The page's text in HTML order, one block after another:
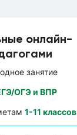
онлайн-
занятие
ОГЭ и ВПР
1-11 классов